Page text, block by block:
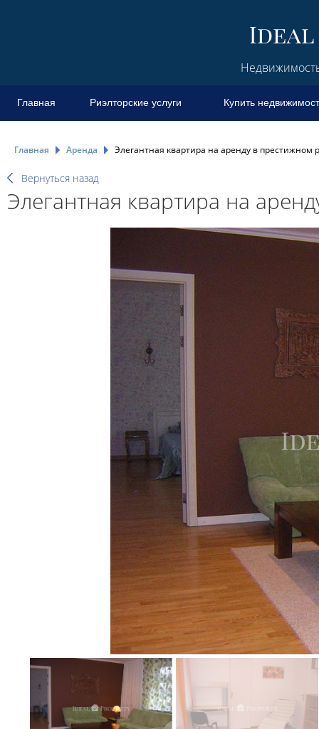
Главная Риэлторские услуги Купить
Главная Аренда Элегантная квартира на аренду в престижном
Вернуться назад
Элегантная квартира на